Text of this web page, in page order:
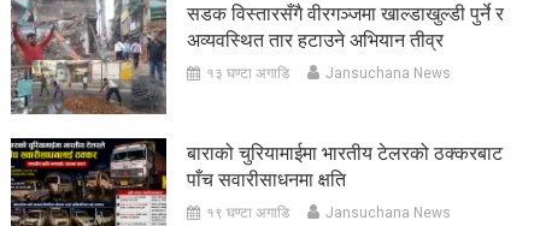
सडक विस्तारसँगै वीरगञ्जमा खाल्डाखुल्डी पुर्ने र
अव्यवस्थित तार हटाउने अभियान तीव्र
१३ घण्टा अगाडि Jansuchana News
बाराको चुरियामाईमा भारतीय टेलरको ठक्करबाट
पाँच सवारीसाधनमा क्षति
१९ घण्टा अगाडि Jansuchana News